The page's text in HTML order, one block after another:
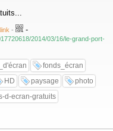
- -
2014/03/16/le-grand-port-
fonds_écran
HD paysage
photo
d-ecran-gratuits